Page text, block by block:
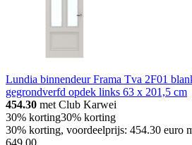
Lundia binnendeur Frama Tva 2F01
gegrondverfd opdek links 63 x 201,5 cm
454.30 met Club Karwei
30% korting30% korting
30% korting, voordeelprijs: 454.30 euro
649.00